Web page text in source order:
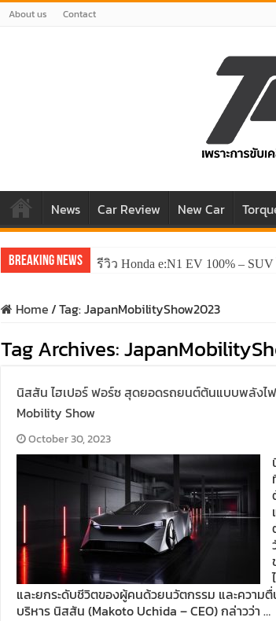
About us Contact
News Car Review New Car
Breaking News รีวิว Honda e:N1 EV 100% –
Home/Tag:JapanMobilityShow2023
Tag Archives:
นิสสัน ไฮเปอร์ ฟอร์ซ สุดยอดรถยนต์ต้นแบบพลังไ
Mobility Show
October 30, 2023
และยกระดับชีวิตของผู้คนด้วยนวัตกรรม และความตื่น
บริหาร นิสสัน (Makoto Uchida – CEO) กล่าวว่า …